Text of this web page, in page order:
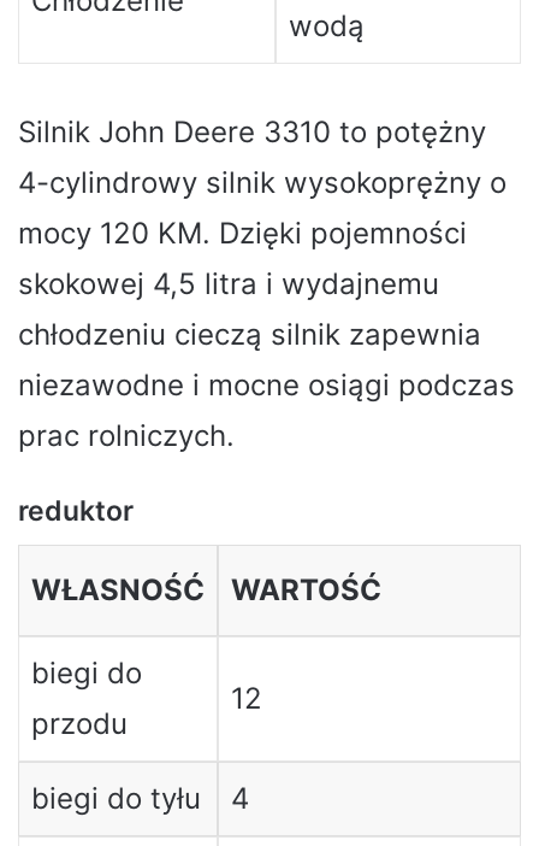
wodą
Silnik John Deere 3310 to potężny
4-cylindrowy silnik wysokoprężny o
mocy 120 KM. Dzięki pojemności
skokowej 4,5 litra i wydajnemu
chłodzeniu cieczą silnik zapewnia
niezawodne i mocne osiągi podczas
prac rolniczych.
reduktor
WŁASNOŚĆ WARTOŚĆ
biegi do
przodu
12
biegi do tyłu 4